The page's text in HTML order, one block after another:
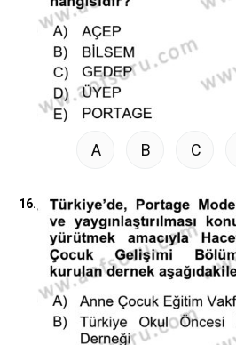
A B C
16.